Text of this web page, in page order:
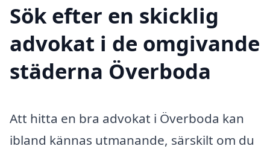
Sök efter en skicklig
advokat i de omgivande
städerna Överboda
Att hitta en bra advokat i Överboda kan
ibland kännas utmanande, särskilt om du